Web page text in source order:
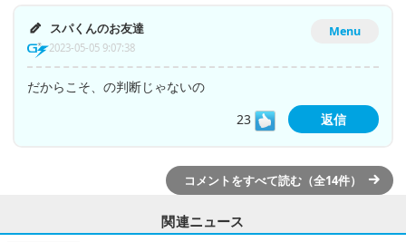
Menu
スパくんのお友達
2023-05-05 9:07:38
だからこそ、の判断じゃないの
23
返信
コメントをすべて読む（全14件）
関連ニュース